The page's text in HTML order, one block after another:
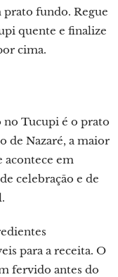
prato fundo. Regue
quente e finalize
cima.
no Tucupi é o prato
de Nazaré, a maior
acontece em
celebração e de
para a receita. O
fervido antes do